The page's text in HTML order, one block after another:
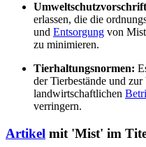
erlassen, die die
und Entsorgung von
zu minimieren.
Tierhaltungsnormen:
der Tierbestände und
landwirtschaftlichen
verringern.
Artikel mit 'Mist' im